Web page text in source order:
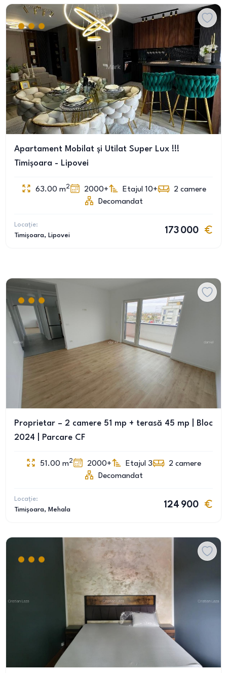
Apartament Mobilat și Utilat Super Lux !!!
Timișoara - Lipovei
63.00 m2 2000+ Etajul 10+ 2 camere
Decomandat
Locație:
Timișoara, Lipovei
173 000
Proprietar – 2 camere 51 mp + terasă 45 mp | Bloc
2024 | Parcare CF
51.00 m2 2000+ Etajul 3 2 camere
Decomandat
Locație:
Timișoara, Mehala
124 900